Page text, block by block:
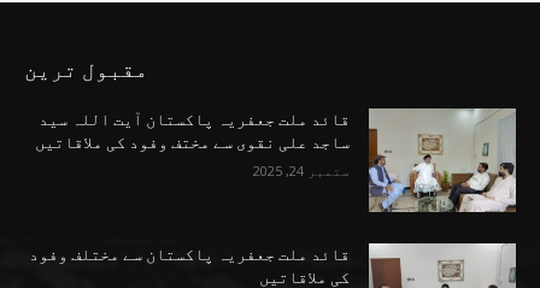
مقبول ترین
قائد ملت جعفریہ پاکستان آیت اللہ سید
ساجد علی نقوی سے مختف وفود کی ملاقاتیں
ستمبر 24, 2025
قائد ملت جعفریہ پاکستان سے مختلف وفود
کی ملاقاتیں